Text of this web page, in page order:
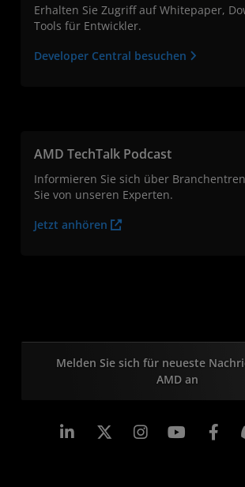
Erhalten Sie Zugriff auf Whitepaper,
Tools für Entwickler.
Developer Central besuchen
AMD TechTalk Podcast
Informieren Sie sich über
Sie von unseren Experten.
Jetzt anhören
Melden Sie sich für neueste
AMD an
LinkedIn Instagram